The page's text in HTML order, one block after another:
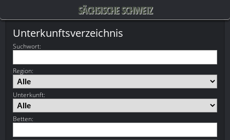
SÄCHSISCHE SCHWEIZ
Unterkunftsverzeichnis
Suchwort:
Region:
Unterkunft:
Betten: